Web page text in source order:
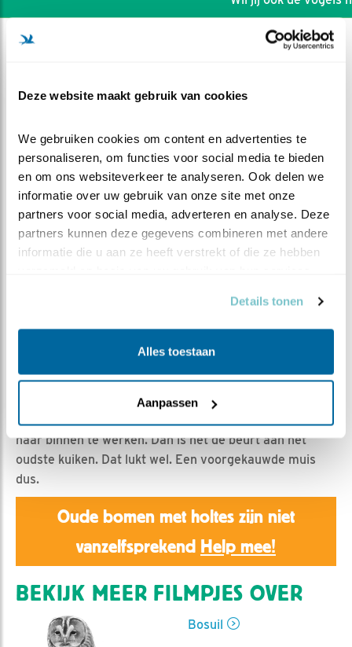
Deze website maakt gebruik van cookies
We gebruiken cookies om content en advertenties te
personaliseren, om functies voor social media te bieden
en om ons websiteverkeer te analyseren. Ook delen we
informatie over uw gebruik van onze site met onze
partners voor social media, adverteren en analyse. Deze
partners kunnen deze gegevens combineren met andere
informatie die u aan ze heeft verstrekt of die ze hebben
Details tonen
Alles toestaan
Aanpassen
Voorgekauwd
Emil | Geplaatst op 18 maart 2021, 14:20 |
leuk| Bewaar dit filmpje|
819x
Ondanks de aanmoedigingen van van vrouw bosuil lukt
het het jongste kuiken niet om ruim een halve muis
naar binnen te werken. Dan is het de beurt aan het
oudste kuiken. Dat lukt wel. Een voorgekauwde muis
dus.
Oude bomen met holtes zijn niet
vanzelfsprekend Help mee!
BEKIJK MEER FILMPJES OVER
Bosuil